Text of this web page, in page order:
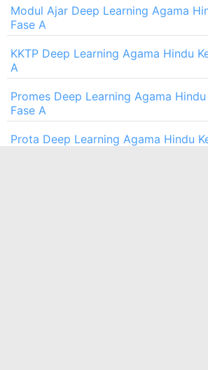
Modul Ajar Deep Learning Agama
Fase A
KKTP Deep Learning Agama Hindu
A
Promes Deep Learning Agama
Fase A
Prota Deep Learning Agama Hindu